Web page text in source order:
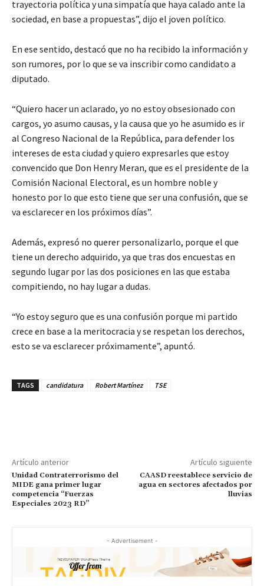
trayectoria política y una simpatía que haya calado ante la
sociedad, en base a propuestas”, dijo el joven político.
En ese sentido, destacó que no ha recibido la información y
son rumores, por lo que se va inscribir como candidato a
diputado.
“Quiero hacer un aclarado, yo no estoy obsesionado con
cargos, yo asumo causas, y la causa que yo he asumido es ir
al Congreso Nacional de la República, para defender los
intereses de esta ciudad y quiero expresarles que estoy
convencido que Don Henry Meran, que es el presidente de la
Comisión Nacional Electoral, es un hombre noble y
honesto por lo que esto tiene que ser una confusión, que se
va esclarecer en los próximos días”.
Además, expresó no querer personalizarlo, porque el que
tiene un derecho adquirido, ya que tras dos encuestas en
segundo lugar por las dos posiciones en las que estaba
compitiendo, no hay lugar a dudas.
“Yo estoy seguro que es una confusión porque mi partido
crece en base a la meritocracia y se respetan los derechos,
esto se va esclarecer próximamente”, apuntó.
TAGS candidatura Robert Martínez TSE
Artículo anterior
Unidad Contraterrorismo del
MIDE gana primer lugar
competencia “Fuerzas
Especiales 2023 RD”
Artículo siguiente
CAASD reestablece servicio de
agua en sectores afectados por
lluvias
- Advertisement -